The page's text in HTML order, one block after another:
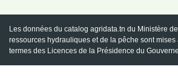
Les données du catalog agridata.tn du Ministère
ressources hydrauliques et de la pêche sont
termes des Licences de la Présidence du